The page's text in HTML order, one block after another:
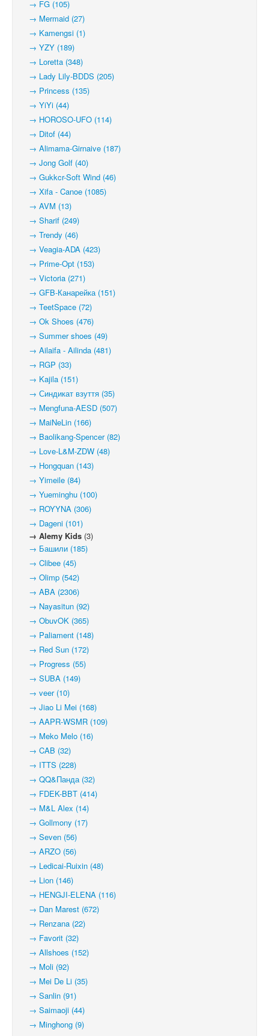
→ FG (105)
→ Mermaid (27)
→ Kamengsi (1)
→ YZY (189)
→ Loretta (348)
→ Lady Lily-BDDS (205)
→ Princess (135)
→ YiYi (44)
→ HOROSO-UFO (114)
→ Ditof (44)
→ Alimama-Girnaive (187)
→ Jong Golf (40)
→ Gukkcr-Soft Wind (46)
→ Xifa - Canoe (1085)
→ AVM (13)
→ Sharif (249)
→ Trendy (46)
→ Veagia-ADA (423)
→ Prime-Opt (153)
→ Victoria (271)
→ GFB-Канарейка (151)
→ TeetSpace (72)
→ Ok Shoes (476)
→ Summer shoes (49)
→ Ailaifa - Ailinda (481)
→ RGP (33)
→ Kajila (151)
→ Синдикат взуття (35)
→ Mengfuna-AESD (507)
→ MaiNeLin (166)
→ Baolikang-Spencer (82)
→ Love-L&M-ZDW (48)
→ Hongquan (143)
→ Yimeile (84)
→ Yueminghu (100)
→ ROYYNA (306)
→ Dageni (101)
→ Alemy Kids (3)
→ Башили (185)
→ Clibee (45)
→ Olimp (542)
→ ABA (2306)
→ Nayasitun (92)
→ ObuvOK (365)
→ Paliament (148)
→ Red Sun (172)
→ Progress (55)
→ SUBA (149)
→ veer (10)
→ Jiao Li Mei (168)
→ AAPR-WSMR (109)
→ Meko Melo (16)
→ CAB (32)
→ ITTS (228)
→ QQ&Панда (32)
→ FDEK-BBT (414)
→ M&L Alex (14)
→ Gollmony (17)
→ Seven (56)
→ ARZO (56)
→ Ledicai-Ruixin (48)
→ Lion (146)
→ HENGJI-ELENA (116)
→ Dan Marest (672)
→ Renzana (22)
→ Favorit (32)
→ Allshoes (152)
→ Moli (92)
→ Mei De Li (35)
→ Sanlin (91)
→ Saimaoji (44)
→ Minghong (9)